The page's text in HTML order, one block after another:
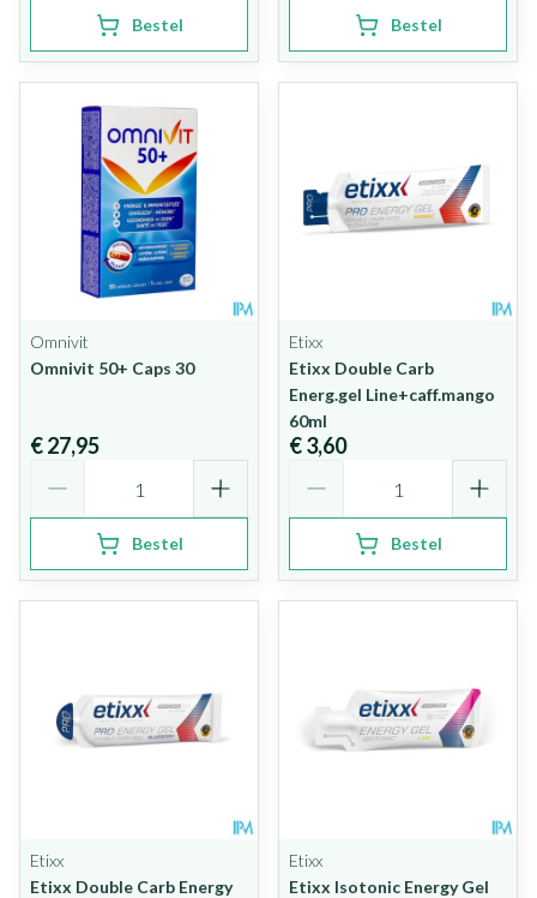
Bestel Bestel
Omnivit
Omnivit 50+ Caps 30
€ 27,95
Bestel
Etixx
Etixx Double Carb
Energ.gel Line+caff.mango
60ml
€ 3,60
Bestel
Etixx
Etixx Double Carb Energy
Etixx
Etixx Isotonic Energy Gel